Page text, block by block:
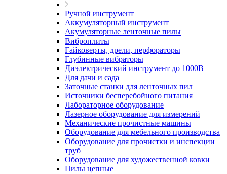
Ручной инструмент
Аккумуляторный инструмент
Акумуляторные ленточные пилы
Виброплиты
Гайковерты, дрели, перфораторы
Глубинные вибраторы
Диэлектрический инструмент до 1000В
Для дачи и сада
Заточные станки для ленточных пил
Источники бесперебойного питания
Лабораторное оборудование
Лазерное оборудование для измерений
Механические прочистные машины
Оборудование для мебельного производства
Оборудование для прочистки и инспекции
труб
Оборудование для художественной ковки
Пилы цепные